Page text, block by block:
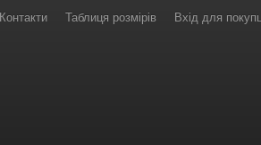
Контакти Таблиця розмірів Вхід для